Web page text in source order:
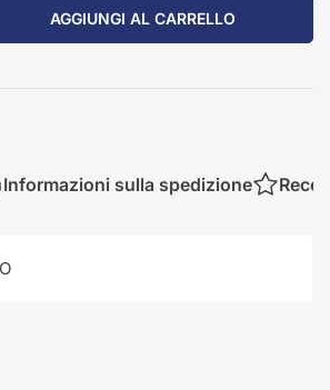
AGGIUNGI AL CARRELLO
Informazioni sulla spedizione